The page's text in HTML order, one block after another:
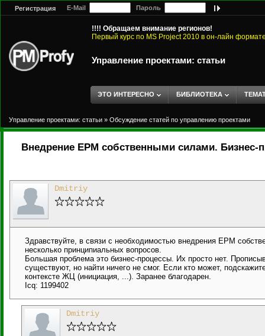
Регистрация E-Mail Пароль
!!!! Обращаем внимание регионов!
Первый курс по MS Project 2010 в он-лайн
Управление проектами: статьи
ЭТО ИНТЕРЕСНО БИБЛИОТЕКА
Управление проектами: статьи » Обсуждение статей по управлению проектами
Внедрение EPM собственными силами. Бизнес-
Dmitriy
Здравствуйте, в связи с необходимостью внедрения EPM
несколько принципиальных вопросов.
Большая проблема это бизнес-процессы. Их просто нет.
существуют, но найти ничего не смог. Если кто может,
контексте ЖЦ (инициация, ...). Заранее благодарен.
Icq: 1199402
Dmitriy